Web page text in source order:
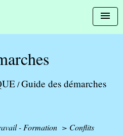
menu
/Guide des démarches
- Formation > Conflits